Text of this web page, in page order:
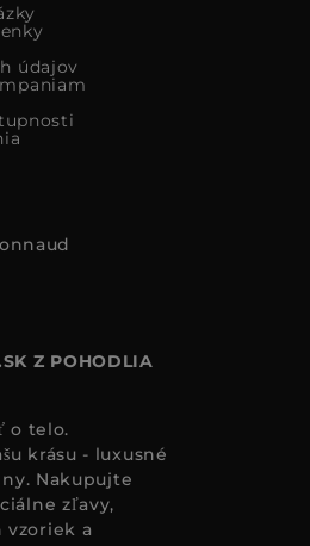
údajov
Z POHODLIA
o telo.
krásu - luxusné
Nakupujte
zľavy,
a